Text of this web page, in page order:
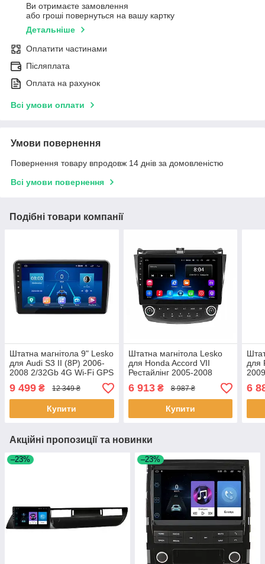
Ви отримаєте замовлення
або гроші повернуться на вашу картку
Детальніше
Оплатити частинами
Післяплата
Оплата на рахунок
Всі умови оплати
Умови повернення
Повернення товару впродовж 14 днів за домовленістю
Всі умови повернення
Подібні товари компанії
Штатна магнітола 9" Lesko
для Audi S3 II (8P) 2006-
2008 2/32Gb 4G Wi-Fi GPS
9 499 ₴ 12 349 ₴
Купити
Штатна магнітола Lesko
для Honda Accord VII
Рестайлінг 2005-2008
Optima GPS Andr 26 шт.
6 913₴ 8 987 ₴
Купити
для
6
Акційні пропозиції та новинки
–23% –23%